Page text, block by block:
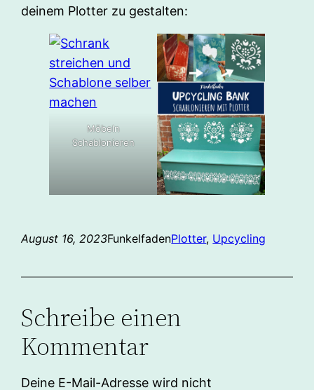
deinem Plotter zu gestalten:
Möbeln
Schablonieren
August 16, 2023FunkelfadenPlotter, Upcycling
Schreibe einen
Kommentar
Deine E-Mail-Adresse wird nicht